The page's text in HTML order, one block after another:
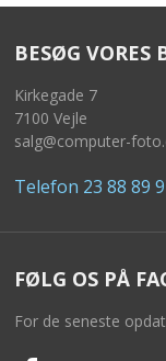
BESØG VORES
Kirkegade 7
7100 Vejle
salg@computer-
Telefon 23 88 89
FØLG OS PÅ
For de seneste